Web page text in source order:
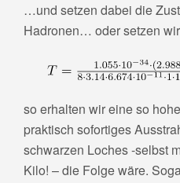
…und setzen dabei die
Hadronen… oder setzen
so erhalten wir eine so
praktisch sofortiges
schwarzen Loches -selbst
Kilo! – die Folge wäre.